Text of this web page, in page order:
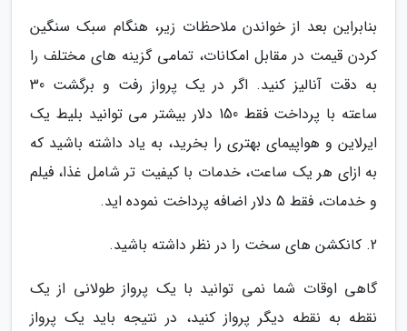
بنابراین بعد از خواندن ملاحظات زیر، هنگام سبک سنگین
کردن قیمت در مقابل امکانات، تمامی گزینه های مختلف را
به دقت آنالیز کنید. اگر در یک پرواز رفت و برگشت 30
ساعته با پرداخت فقط 150 دلار بیشتر می توانید بلیط یک
ایرلاین و هواپیمای بهتری را بخرید، به یاد داشته باشید که
به ازای هر یک ساعت، خدمات با کیفیت تر شامل غذا، فیلم
و خدمات، فقط 5 دلار اضافه پرداخت نموده اید.
2. کانکشن های سخت را در نظر داشته باشید.
گاهی اوقات شما نمی توانید با یک پرواز طولانی از یک
نقطه به نقطه دیگر پرواز کنید، در نتیجه باید یک پرواز